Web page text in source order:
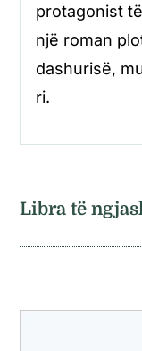
protagonist
një roman
dashurisë,
ri.
Libra të